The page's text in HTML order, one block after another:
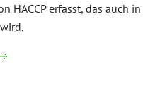
HACCP erfasst, das auch in